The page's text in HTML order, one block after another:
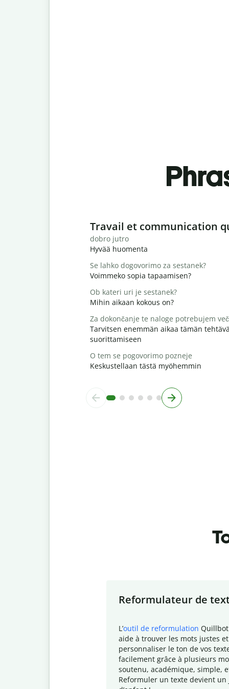
Slide 1 of 6
Travail et communication
dobro jutro
Hyvää huomenta
Se lahko dogovorimo za sestanek?
Voimmeko sopia tapaamisen?
Ob kateri uri je sestanek?
Mihin aikaan kokous on?
Za dokončanje te naloge potrebujem
Tarvitsen enemmän aikaa tämän
suorittamiseen
O tem se pogovorimo pozneje
Keskustellaan tästä myöhemmin
Reformulateur de
L ’outil de reformulation
aide à trouver les mots justes
personnaliser le ton de vos
facilement grâce à plusieurs
soutenu, académique, simple,
Reformuler un texte devient un